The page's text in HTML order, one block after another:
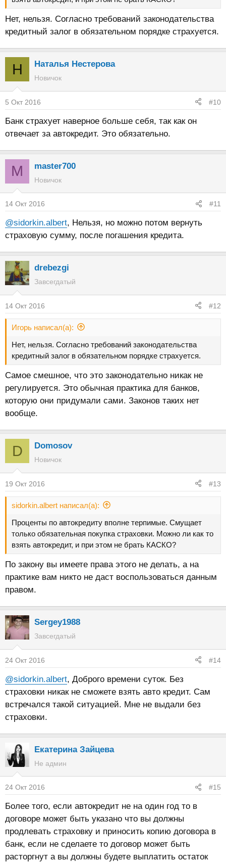
Нет, нельзя. Согласно требований законодательства
кредитный залог в обязательном порядке страхуется.
Н Наталья Нестерова
Новичок
5 Окт 2016 #10
Банк страхует наверное больше себя, так как он
отвечает за автокредит. Это обязательно.
M master700
Новичок
14 Окт 2016 #11
@sidorkin.albert, Нельзя, но можно потом вернуть
страховую сумму, после погашения кредита.
drebezgi
Завсегдатый
14 Окт 2016 #12
Игорь написал(а):
Нет, нельзя. Согласно требований законодательства
кредитный залог в обязательном порядке страхуется.
Самое смешное, что это законодательно никак не
регулируется. Это обычная практика для банков,
которую они придумали сами. Законов таких нет
вообще.
D Domosov
Новичок
19 Окт 2016 #13
sidorkin.albert написал(а):
Проценты по автокредиту вполне терпимые. Смущает
только обязательная покупка страховки. Можно ли как то
взять автокредит, и при этом не брать КАСКО?
По закону вы имеете права этого не делать, а на
практике вам никто не даст воспользоваться данным
правом.
Sergey1988
Завсегдатый
24 Окт 2016 #14
@sidorkin.albert, Доброго времени суток. Без
страховки никак не сможете взять авто кредит. Сам
встречался такой ситуацией. Мне не выдали без
страховки.
Екатерина Зайцева
Не админ
24 Окт 2016 #15
Более того, если автокредит не на один год то в
договоре может быть указано что вы должны
продлевать страховку и приносить копию договора в
банк, если не сделаете то договор может быть
расторгнут а вы должны будете выплатить остаток